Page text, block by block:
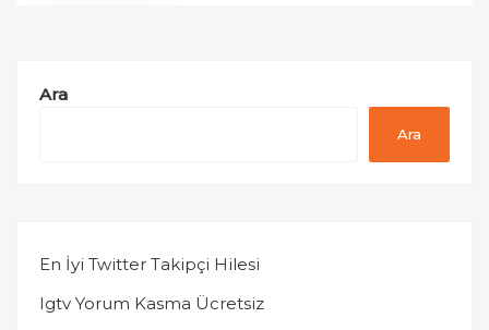
Ara
Ara
En İyi Twitter Takipçi Hilesi
Igtv Yorum Kasma Ücretsiz